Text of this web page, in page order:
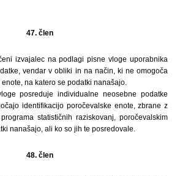
47. člen
izvajalec na podlagi pisne vloge uporabnika
vendar v obliki in na način, ki ne omogoča
na katero se podatki nanašajo.
posreduje individualne neosebne podatke
identifikacijo poročevalske enote, zbrane z
statističnih raziskovanj, poročevalskim
nanašajo, ali ko so jih te posredovale.
48. člen